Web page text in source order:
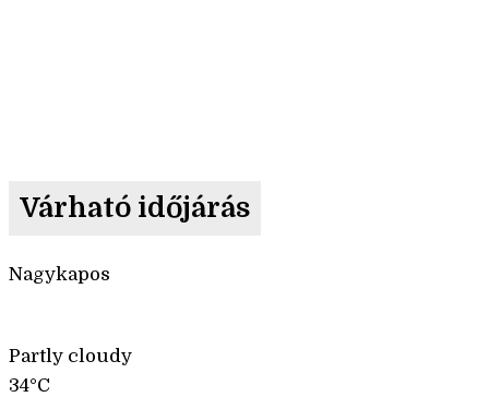
Várható időjárás
Nagykapos
Partly cloudy
34°C